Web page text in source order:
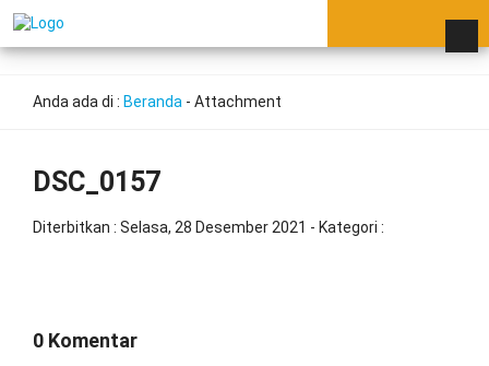
Anda ada di : Beranda - Attachment
DSC_0157
Diterbitkan : Selasa, 28 Desember 2021 - Kategori :
0 Komentar